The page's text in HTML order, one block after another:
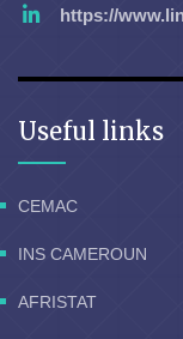
https://
Useful links
CEMAC
INS CAMEROUN
AFRISTAT